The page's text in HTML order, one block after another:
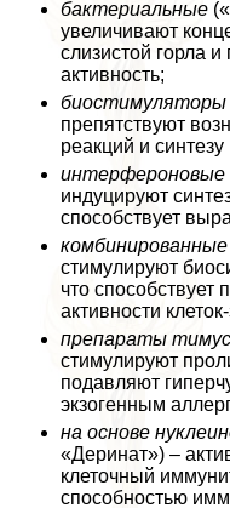
бактериальные
увеличивают
слизистой горла
активность;
биостимуляторы
препятствуют
реакций и
интерфероновые
индуцируют
способствует
комбинированные
стимулируют
что
активности
препараты
стимулируют
подавляют
экзогенным
на основе
«Деринат») –
клеточный
способностью